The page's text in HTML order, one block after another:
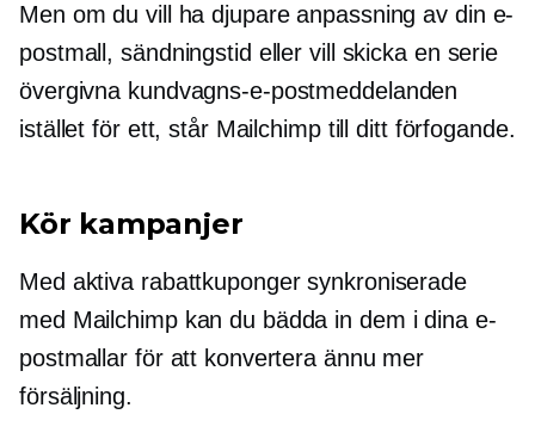
Men om du vill ha djupare anpassning av din e-
postmall, sändningstid eller vill skicka en serie
övergivna kundvagns-e-postmeddelanden
istället för ett, står Mailchimp till ditt förfogande.
Kör kampanjer
Med aktiva rabattkuponger synkroniserade
med Mailchimp kan du bädda in dem i dina e-
postmallar för att konvertera ännu mer
försäljning.